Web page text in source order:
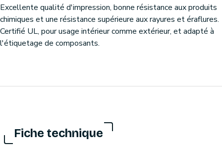
Excellente qualité d'impression, bonne résistance aux produits
chimiques et une résistance supérieure aux rayures et éraflures.
Certifié UL, pour usage intérieur comme extérieur, et adapté à
l'étiquetage de composants.
Fiche technique